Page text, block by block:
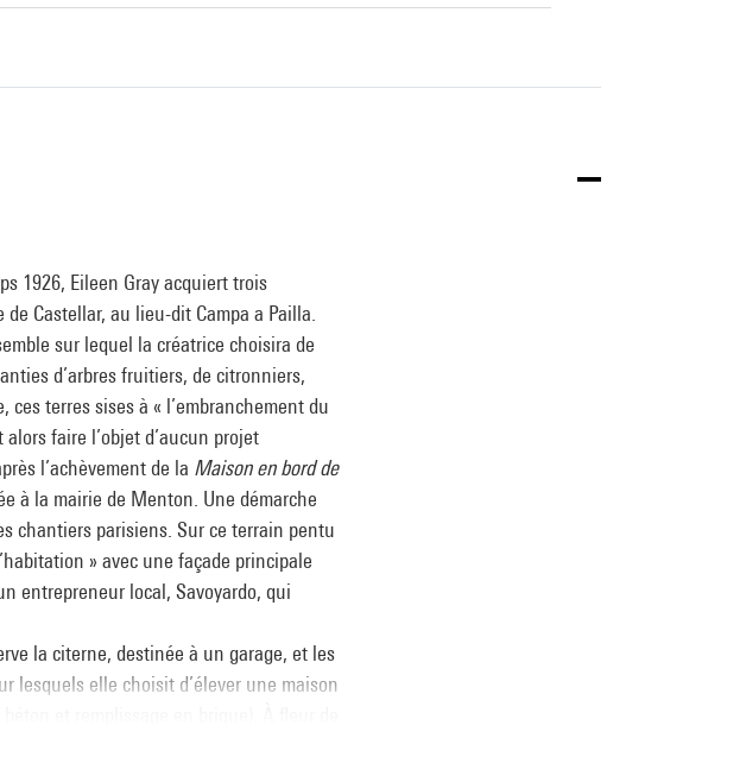
1926, Eileen Gray acquiert trois
Castellar, au lieu-dit Campa a Pailla.
sur lequel la créatrice choisira de
d’arbres fruitiers, de citronniers,
ces terres sises à « l’embranchement du
faire l’objet d’aucun projet
l’achèvement de la Maison en bord de
à la mairie de Menton. Une démarche
chantiers parisiens. Sur ce terrain pentu
» avec une façade principale
entrepreneur local, Savoyardo, qui
la citerne, destinée à un garage, et les
lesquels elle choisit d’élever une maison
et remplissage en brique). À fleur de